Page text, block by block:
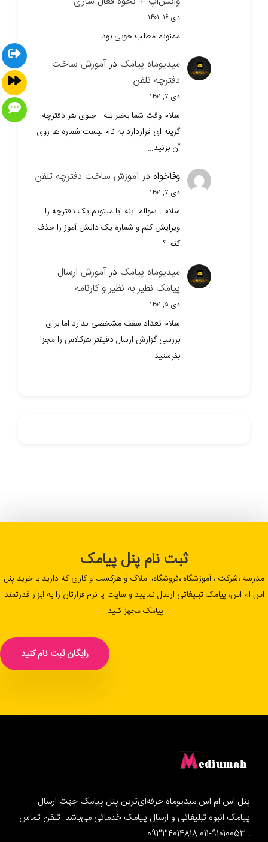
دی ۱۶, ۱۴۰۱
ممنونم مطلب خوبی بود
میدیوماه پیامک درآموزش ساخت
دفترچه تلفن
دی ۷, ۱۴۰۱
سلام وقت شما بخیر بله . جلوی هر دفترچه
گزینه ای قراردارد به نام لیست شماره ها روی
آن بزنید…
وفاخواه درآموزش ساخت دفترچه تلفن
دی ۷, ۱۴۰۱
سلام . سوالم اینه ایا میتونم یک دفترچه را
ویرایش کنم و شماره یک دانش آموز را حذف
کنم ؟
میدیوماه پیامک درآموزش ارسال
پیامک نظیر به نظیر و کارنامه
دی ۵, ۱۴۰۱
سلام تعداد سقف مشخصی ندارد اما برای
بررسی گزارش ارسال دقیقتر هرکلاس را مجزا
بفرستید
ثبت نام پنل پیامک
مدرسه ،شرکت ، آموزشگاه ،فروشگاه، املاک و هرکسب و کاری که دارید با خرید پنل
اس ام اس، پیامک تبلیغاتی ارسال نمایید و سایت یا نرم‌افزارتان را به ابزار قدرتمند
پیامک مجهز کنید.
رایگان ثبت نام کنید
پنل اس ام اس میدیوماه حرفه‌ای‌ترین پنل پیامک جهت ارسال
پیامک انبوه تبلیغاتی و ارسال پیامک خدماتی می‌باشد. تلفن تماس
: 91010053-011 09334014818